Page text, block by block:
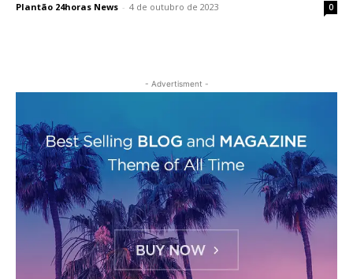
Plantão 24horas News - 4 de outubro de 2023 0
- Advertisment -